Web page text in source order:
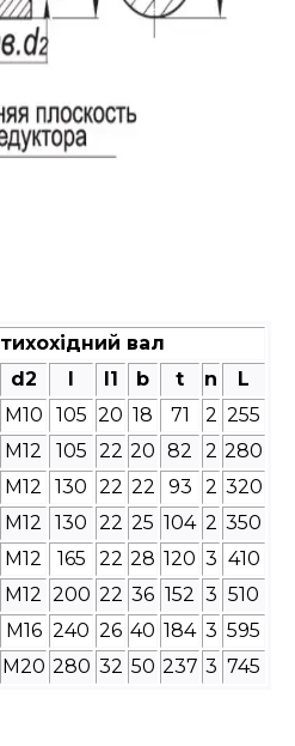
тихохідний вал
d2 l1 b t n
L
М10 105 20 18 71 2 255
М12 105 22 20 82 2 280
М12 130 22 22 93 2 320
М12 130 22 25 104 2 350
М12 165 22 28 120 3 410
М12 200 22 36 152 3 510
М16 240 26 40 184 3 595
М20 280 32 50 237 3 745